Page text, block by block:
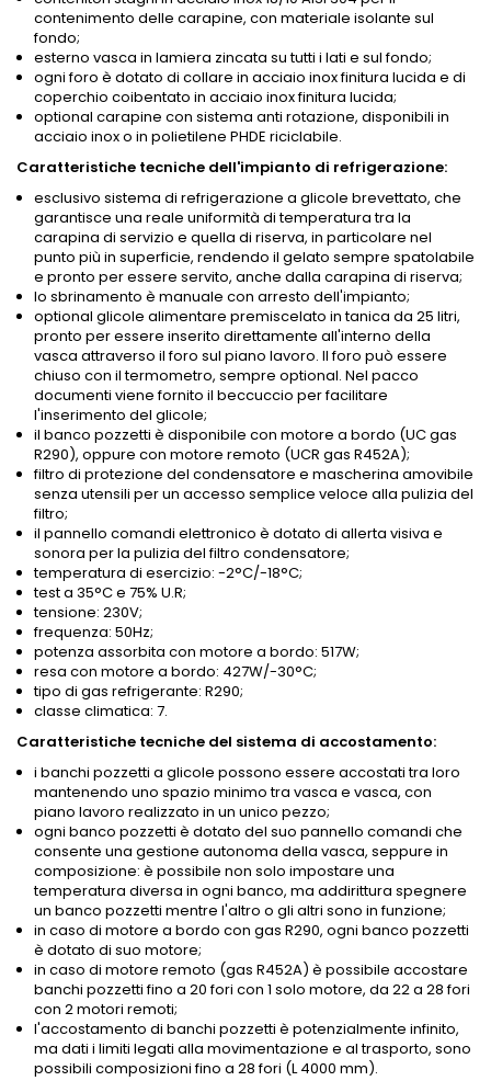
contenimento delle carapine, con materiale isolante sul
fondo;
esterno vasca in lamiera zincata su tutti i lati e sul fondo;
ogni foro è dotato di collare in acciaio inox finitura lucida e di
coperchio coibentato in acciaio inox finitura lucida;
optional carapine con sistema anti rotazione, disponibili in
acciaio inox o in polietilene PHDE riciclabile.
Caratteristiche tecniche dell'impianto di refrigerazione:
esclusivo sistema di refrigerazione a glicole brevettato, che
garantisce una reale uniformità di temperatura tra la
carapina di servizio e quella di riserva, in particolare nel
punto più in superficie, rendendo il gelato sempre spatolabile
e pronto per essere servito, anche dalla carapina di riserva;
lo sbrinamento è manuale con arresto dell'impianto;
optional glicole alimentare premiscelato in tanica da 25 litri,
pronto per essere inserito direttamente all'interno della
vasca attraverso il foro sul piano lavoro. Il foro può essere
chiuso con il termometro, sempre optional. Nel pacco
documenti viene fornito il beccuccio per facilitare
l'inserimento del glicole;
il banco pozzetti è disponibile con motore a bordo (UC gas
R290), oppure con motore remoto (UCR gas R452A);
filtro di protezione del condensatore e mascherina amovibile
senza utensili per un accesso semplice veloce alla pulizia del
filtro;
il pannello comandi elettronico è dotato di allerta visiva e
sonora per la pulizia del filtro condensatore;
temperatura di esercizio: -2°C/-18°C;
test a 35°C e 75% U.R;
tensione: 230V;
frequenza: 50Hz;
potenza assorbita con motore a bordo: 517W;
resa con motore a bordo: 427W/-30°C;
tipo di gas refrigerante: R290;
classe climatica: 7.
Caratteristiche tecniche del sistema di accostamento:
i banchi pozzetti a glicole possono essere accostati tra loro
mantenendo uno spazio minimo tra vasca e vasca, con
piano lavoro realizzato in un unico pezzo;
ogni banco pozzetti è dotato del suo pannello comandi che
consente una gestione autonoma della vasca, seppure in
composizione: è possibile non solo impostare una
temperatura diversa in ogni banco, ma addirittura spegnere
un banco pozzetti mentre l'altro o gli altri sono in funzione;
in caso di motore a bordo con gas R290, ogni banco pozzetti
è dotato di suo motore;
in caso di motore remoto (gas R452A) è possibile accostare
banchi pozzetti fino a 20 fori con 1 solo motore, da 22 a 28 fori
con 2 motori remoti;
l'accostamento di banchi pozzetti è potenzialmente infinito,
ma dati i limiti legati alla movimentazione e al trasporto, sono
possibili composizioni fino a 28 fori (L 4000 mm).